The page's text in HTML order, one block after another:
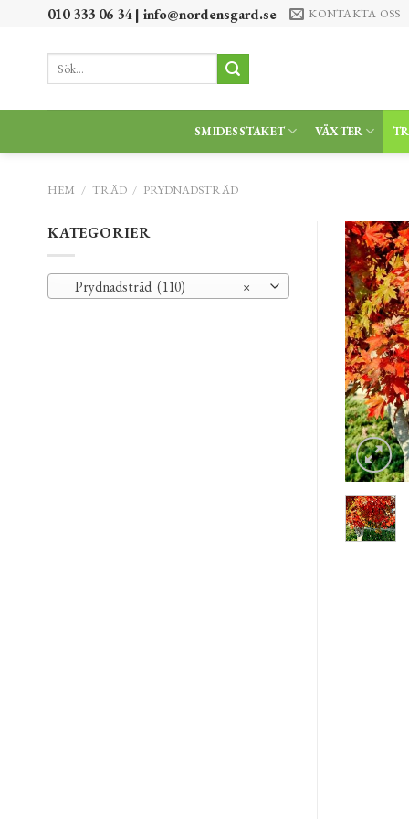
010 333 06 34 | info@nordensgard.se KONTAKTA OSS
efter:
SMIDESSTAKET VÄXTER
HEM / TRÄD / PRYDNADSTRÄD
KATEGORIER
×
Prydnadsträd (110)